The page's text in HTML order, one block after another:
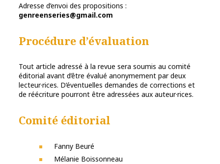
Adresse d’envoi des propositions :
genreenseries@gmail.com
Procédure d’évaluation
Tout article adressé à la revue sera soumis au comité
éditorial avant d’être évalué anonymement par deux
lecteur·rices. D’éventuelles demandes de corrections et
de réécriture pourront être adressées aux auteur·rices.
Comité éditorial
Fanny Beuré
Mélanie Boissonneau